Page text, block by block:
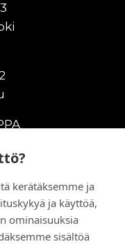
kerätäksemme ja
ja käyttöä,
ominaisuuksia
sisältöä